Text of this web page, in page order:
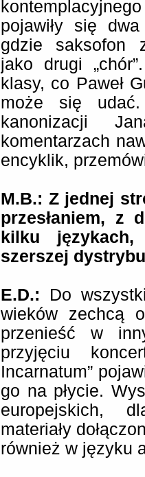
pojawiły się
gdzie saksofon
jako drugi
klasy, co Paweł
może się
kanonizacji
komentarzach
encyklik,
M.B.: Z jednej
przesłaniem, z
kilku
szerszej
E.D.: Do
wieków zechcą
przenieść w
przyjęciu
Incarnatum”
go na płycie.
europejskich,
materiały
również w języku